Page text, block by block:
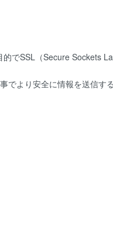
でSSL（Secure Sockets
でより安全に情報を送信す